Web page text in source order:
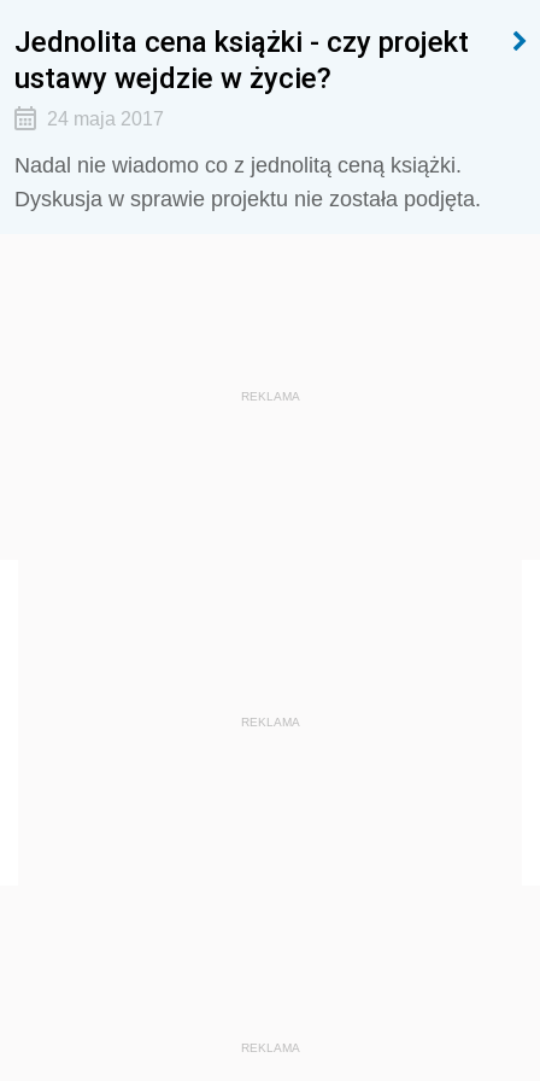
Jednolita cena książki - czy projekt
ustawy wejdzie w życie?
24 maja 2017
Nadal nie wiadomo co z jednolitą ceną książki.
Dyskusja w sprawie projektu nie została podjęta.
REKLAMA
REKLAMA
REKLAMA